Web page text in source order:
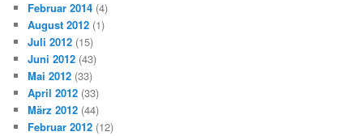
Februar 2014 (4)
August 2012 (1)
Juli 2012 (15)
Juni 2012 (43)
Mai 2012 (33)
April 2012 (33)
März 2012 (44)
Februar 2012 (12)